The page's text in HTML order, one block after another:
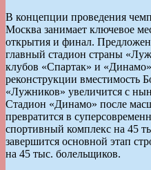
В концепции проведения
Москва занимает ключевое
открытия и финал.
главный стадион страны
клубов «Спартак» и
реконструкции вместимость
«Лужников» увеличится с
Стадион «Динамо» после
превратится в
спортивный комплекс на 45
завершится основной этап
на 45 тыс. болельщиков.